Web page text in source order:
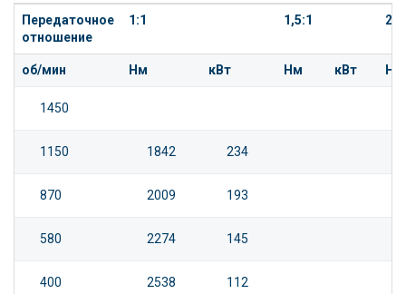
Передаточное
отношение
1:1 1,5:1 2:1
об/мин Нм кВт Нм кВт Нм
1450
1150 1842 234
870 2009 193
580 2274 145
400 2538 112